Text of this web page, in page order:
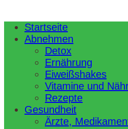
Startseite
Abnehmen
Detox
Ernährung
Eiweißshakes
Vitamine und
Rezepte
Gesundheit
Ärzte,